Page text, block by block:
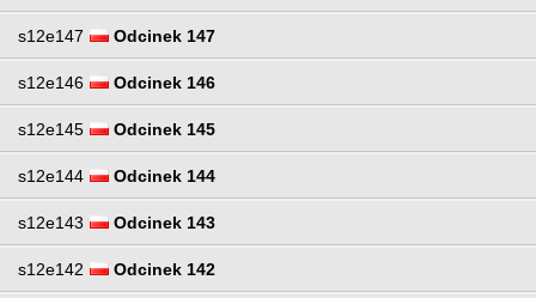
s12e147 Odcinek 147
s12e146 Odcinek 146
s12e145 Odcinek 145
s12e144 Odcinek 144
s12e143 Odcinek 143
s12e142 Odcinek 142